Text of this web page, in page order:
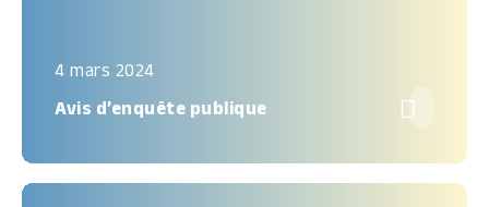
4 mars 2024
Avis d’enquête publique
